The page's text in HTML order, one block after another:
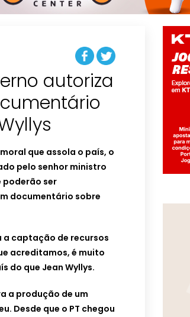
autoriza
que assola o país, o
pelo senhor ministro
poderão ser
documentário sobre
a captação de recursos
acreditamos, é muito
do que Jean Wyllys.
a produção de um
Desde que o PT chegou